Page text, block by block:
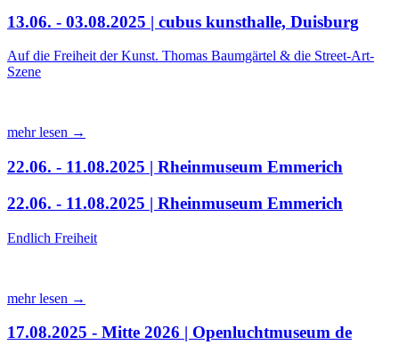
13.06. - 03.08.2025 | cubus kunsthalle, Duisburg
Auf die Freiheit der Kunst. Thomas Baumgärtel & die Street-Art-
Szene
mehr lesen →
22.06. - 11.08.2025 | Rheinmuseum Emmerich
22.06. - 11.08.2025 | Rheinmuseum Emmerich
Endlich Freiheit
mehr lesen →
17.08.2025 - Mitte 2026 | Openluchtmuseum de